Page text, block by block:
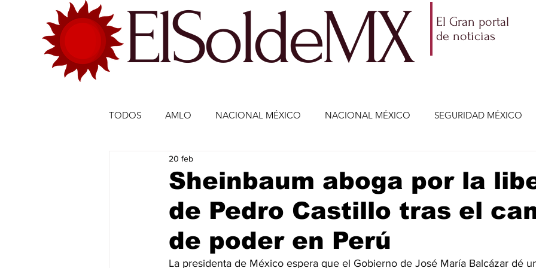
ElSoldeMX
El Gran portal
de noticias
TODOS AMLO NACIONAL MÉXICO NACIONAL MÉXICO SEGURIDAD MÉXICO
ECONOMÍA MÉXICO
DEPORTES DEPORTES CIENCIA Y TECNOLOGÍA ENTRETENIMIENTO VIDA
ESTADOS-POLÍTICA ENTRETENIMIENTO JALISCO-ENRIQUE ALFARO JALISCO-
Sheinbaum aboga por la
de Pedro Castillo tras el
de poder en Perú
20 feb
La presidenta de México espera que el Gobierno de José María Balcázar dé